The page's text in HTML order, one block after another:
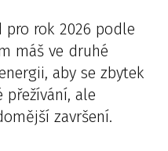
pro rok 2026 podle
máš ve druhé
aby se zbytek
přežívání, ale
završení.